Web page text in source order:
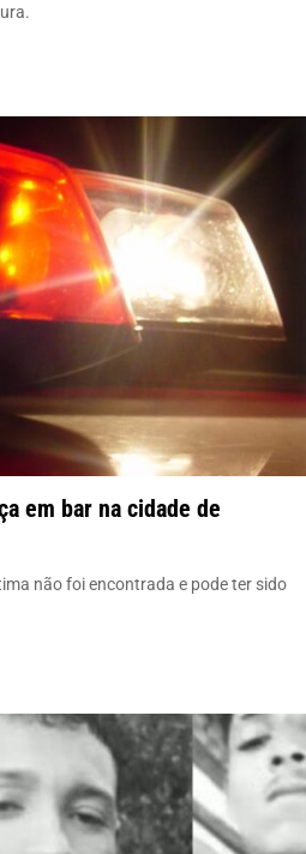
em bar na cidade de
não foi encontrada e pode ter sido